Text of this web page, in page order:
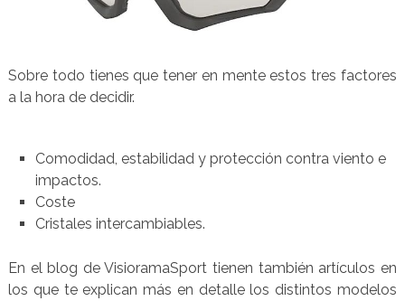
Sobre todo tienes que tener en mente estos tres factores
a la hora de decidir.
Comodidad, estabilidad y protección contra viento e
impactos.
Coste
Cristales intercambiables.
En el blog de VisioramaSport tienen también artículos en
los que te explican más en detalle los distintos modelos